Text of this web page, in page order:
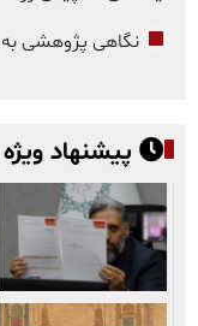
نگاهی پژوهشی
پیشنهاد ویژه